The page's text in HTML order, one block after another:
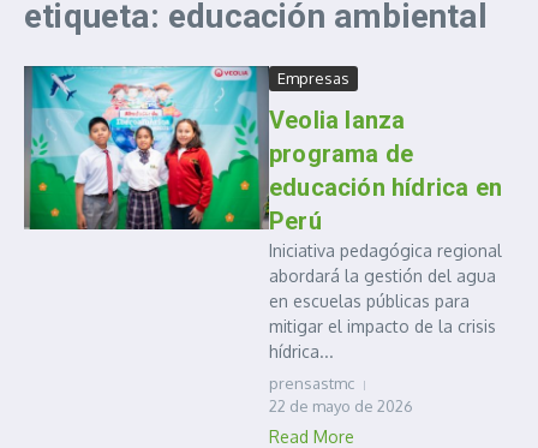
etiqueta: educación ambiental
Empresas
Veolia lanza
programa de
educación hídrica en
Perú
Iniciativa pedagógica regional
abordará la gestión del agua
en escuelas públicas para
mitigar el impacto de la crisis
hídrica...
prensastmc
22 de mayo de 2026
Read More